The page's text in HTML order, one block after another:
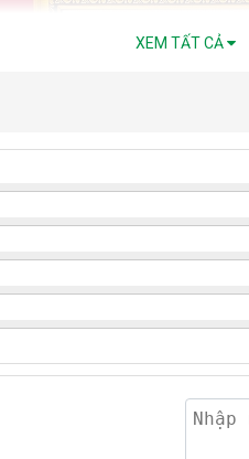
XEM TẤT CẢ